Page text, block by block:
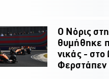
O Νόρις
θυμήθηκε
νικάς - στο
Φερστάπεν